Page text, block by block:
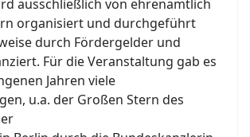
ausschließlich von ehrenamtlich
organisiert und durchgeführt
durch Fördergelder und
Für die Veranstaltung gab es
Jahren viele
u.a. der Großen Stern des